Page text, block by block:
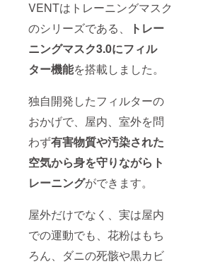
VENTはトレーニングマスク
のシリーズである、
トレー
ニングマスク3.0にフィル
ター機能を搭載しました。
独自開発したフィルターの
おかげで、屋内、室外を問
わず有害物質や汚染された
空気から身を守りながらト
レーニングができます。
屋外だけでなく、実は屋内
での運動でも、花粉はもち
ろん、ダニの死骸や黒カビ